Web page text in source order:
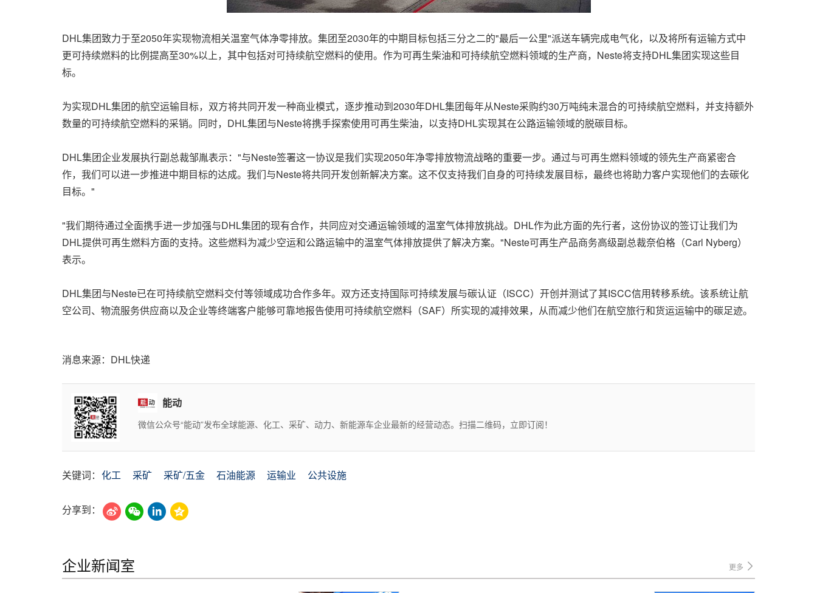
DHL集团致力于至2050年实现物流相关温室气体净零排放。集团至2030年的中期目标包括三分之二的"最后一公里"派送车辆完成电气化，以及将所有运输方式中
更可持续燃料的比例提高至30%以上，其中包括对可持续航空燃料的使用。作为可再生柴油和可持续航空燃料领域的生产商，Neste将支持DHL集团实现这些目
标。
为实现DHL集团的航空运输目标，双方将共同开发一种商业模式，逐步推动到2030年DHL集团每年从Neste采购约30万吨纯未混合的可持续航空燃料，并支持额外
数量的可持续航空燃料的采销。同时，DHL集团与Neste将携手探索使用可再生柴油，以支持DHL实现其在公路运输领域的脱碳目标。
DHL集团企业发展执行副总裁邹胤表示："与Neste签署这一协议是我们实现2050年净零排放物流战略的重要一步。通过与可再生燃料领域的领先生产商紧密合
作，我们可以进一步推进中期目标的达成。我们与Neste将共同开发创新解决方案。这不仅支持我们自身的可持续发展目标，最终也将助力客户实现他们的去碳化
目标。"
"我们期待通过全面携手进一步加强与DHL集团的现有合作，共同应对交通运输领域的温室气体排放挑战。DHL作为此方面的先行者，这份协议的签订让我们为
DHL提供可再生燃料方面的支持。这些燃料为减少空运和公路运输中的温室气体排放提供了解决方案。"Neste可再生产品商务高级副总裁奈伯格（Carl Nyberg）
表示。
DHL集团与Neste已在可持续航空燃料交付等领域成功合作多年。双方还支持国际可持续发展与碳认证（ISCC）开创并测试了其ISCC信用转移系统。该系统让航
空公司、物流服务供应商以及企业等终端客户能够可靠地报告使用可持续航空燃料（SAF）所实现的减排效果，从而减少他们在航空旅行和货运运输中的碳足迹。
消息来源：DHL快递
能动
微信公众号“能动”发布全球能源、化工、采矿、动力、新能源车企业最新的经营动态。扫描二维码，立即订阅！
关键词： 化工 采矿 采矿/五金 石油能源 运输业 公共设施
分享到：
企业新闻室 更多